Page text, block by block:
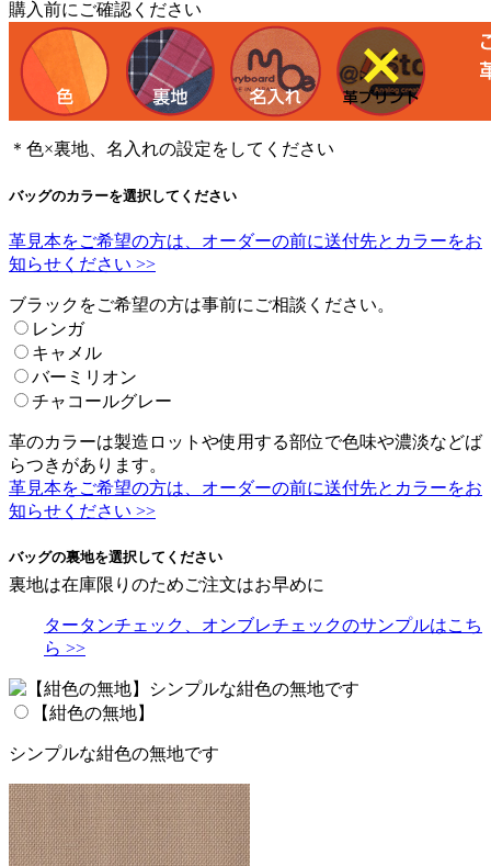
購入前にご確認ください
＊色×裏地、名入れの設定をしてください
バッグのカラーを選択してください
革見本をご希望の方は、オーダーの前に送付先とカラーをお
知らせください >>
ブラックをご希望の方は事前にご相談ください。
レンガ
キャメル
バーミリオン
チャコールグレー
革のカラーは製造ロットや使用する部位で色味や濃淡などば
らつきがあります。
革見本をご希望の方は、オーダーの前に送付先とカラーをお
知らせください >>
バッグの裏地を選択してください
裏地は在庫限りのためご注文はお早めに
タータンチェック、オンブレチェックのサンプルはこち
ら >>
【紺色の無地】
シンプルな紺色の無地です